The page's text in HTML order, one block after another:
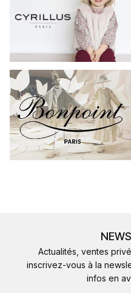
Actualités, ventes
inscrivez-vous à la
infos en